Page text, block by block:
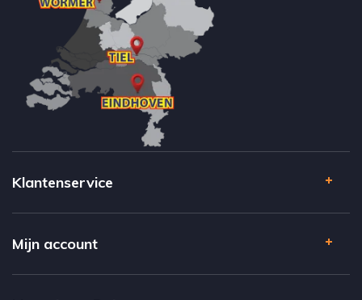
Klantenservice
Mijn account